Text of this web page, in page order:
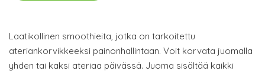
Laatikollinen smoothieita, jotka on tarkoitettu
ateriankorvikkeeksi painonhallintaan. Voit korvata juomalla
yhden tai kaksi ateriaa päivässä. Juoma sisältää kaikki